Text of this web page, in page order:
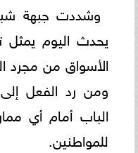
وشددت جبهة
يحدث اليوم يمثل
الأسواق من مجرد
ومن رد الفعل
الباب أمام أي
للمواطنين.